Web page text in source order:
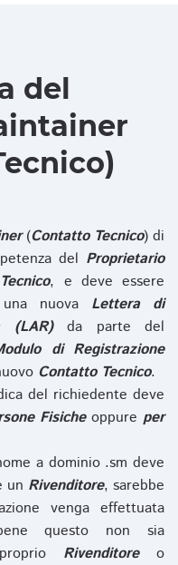
del
(Contatto Tecnico) di
del Proprietario
, e deve essere
nuova Lettera di
(LAR)da parte del
di Registrazione
Contatto Tecnico.
del richiedente deve
Fisicheoppure per
a dominio .sm deve
un Rivenditore, sarebbe
venga effettuata
questo non sia
Rivenditoreo